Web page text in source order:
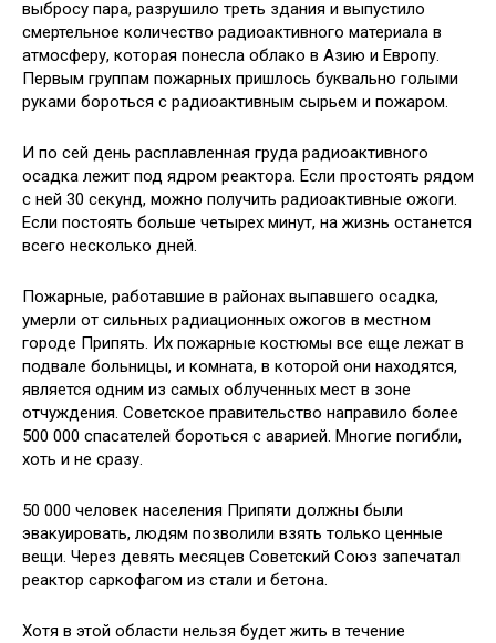
выбросу пара, разрушило треть здания и выпустило
смертельное количество радиоактивного материала в
атмосферу, которая понесла облако в Азию и Европу.
Первым группам пожарных пришлось буквально голыми
руками бороться с радиоактивным сырьем и пожаром.
И по сей день расплавленная груда радиоактивного
осадка лежит под ядром реактора. Если простоять рядом
с ней 30 секунд, можно получить радиоактивные ожоги.
Если постоять больше четырех минут, на жизнь останется
всего несколько дней.
Пожарные, работавшие в районах выпавшего осадка,
умерли от сильных радиационных ожогов в местном
городе Припять. Их пожарные костюмы все еще лежат в
подвале больницы, и комната, в которой они находятся,
является одним из самых облученных мест в зоне
отчуждения. Советское правительство направило более
500 000 спасателей бороться с аварией. Многие погибли,
хоть и не сразу.
50 000 человек населения Припяти должны были
эвакуировать, людям позволили взять только ценные
вещи. Через девять месяцев Советский Союз запечатал
реактор саркофагом из стали и бетона.
Хотя в этой области нельзя будет жить в течение